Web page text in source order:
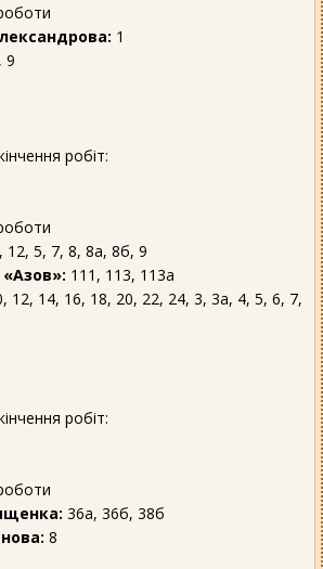
1
9
робіт:
12, 5, 7, 8, 8а, 8б, 9
«Азов»: 111, 113, 113а
12, 14, 16, 18, 20, 22, 24, 3, 3а, 4, 5, 6, 7,
робіт:
36а, 36б, 38б
8